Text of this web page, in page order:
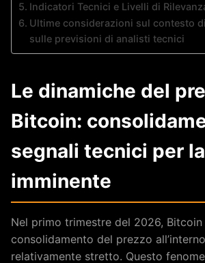
Indicatori Tecnici e Livelli di
Ultime considerazioni sul contesto
sulle previsioni di analisti tecnici
Le dinamiche del
Bitcoin:
segnali tecnici per
imminente
Nel primo trimestre del 2026,
consolidamento del prezzo
relativamente stretto. Questo